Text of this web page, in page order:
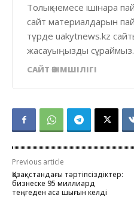
Толық немесе ішінара
сайт материалдарын
түрде uakytnews.kz
жасауыңызды сұраймыз.
САЙТ ӘКІМШІЛІГІ
Previous article
Қазақстандағы тәртіпсіздіктер:
бизнеске 95 миллиард
теңгеден аса шығын келді